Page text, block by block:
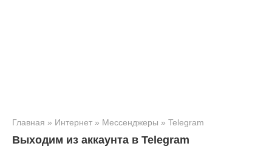
Главная » Интернет » Мессенджеры » Telegram
Выходим из аккаунта в Telegram